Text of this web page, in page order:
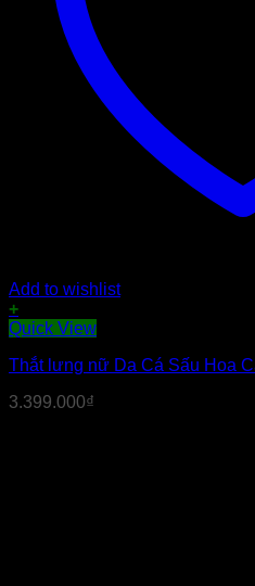
Add to wishlist
+
Quick View
Thắt lưng nữ Da Cá Sấu Hoa
3.399.000₫